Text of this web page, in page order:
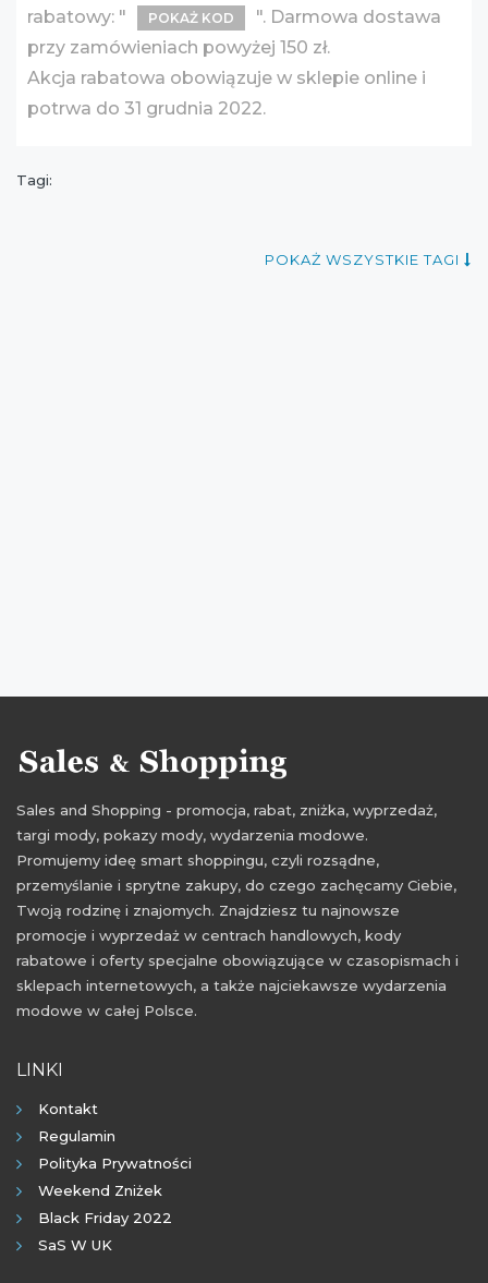
rabatowy: "
POKAŻ KOD
". Darmowa dostawa
przy zamówieniach powyżej 150 zł.
Akcja rabatowa obowiązuje w sklepie online i
potrwa do 31 grudnia 2022.
Tagi:
POKAŻ WSZYSTKIE TAGI
Sales and Shopping - promocja, rabat, zniżka, wyprzedaż,
targi mody, pokazy mody, wydarzenia modowe.
Promujemy ideę smart shoppingu, czyli rozsądne,
przemyślanie i sprytne zakupy, do czego zachęcamy Ciebie,
Twoją rodzinę i znajomych. Znajdziesz tu najnowsze
promocje i wyprzedaż w centrach handlowych, kody
rabatowe i oferty specjalne obowiązujące w czasopismach i
sklepach internetowych, a także najciekawsze wydarzenia
modowe w całej Polsce.
LINKI
Kontakt
Regulamin
Polityka Prywatności
Weekend Zniżek
Black Friday 2022
SaS W UK